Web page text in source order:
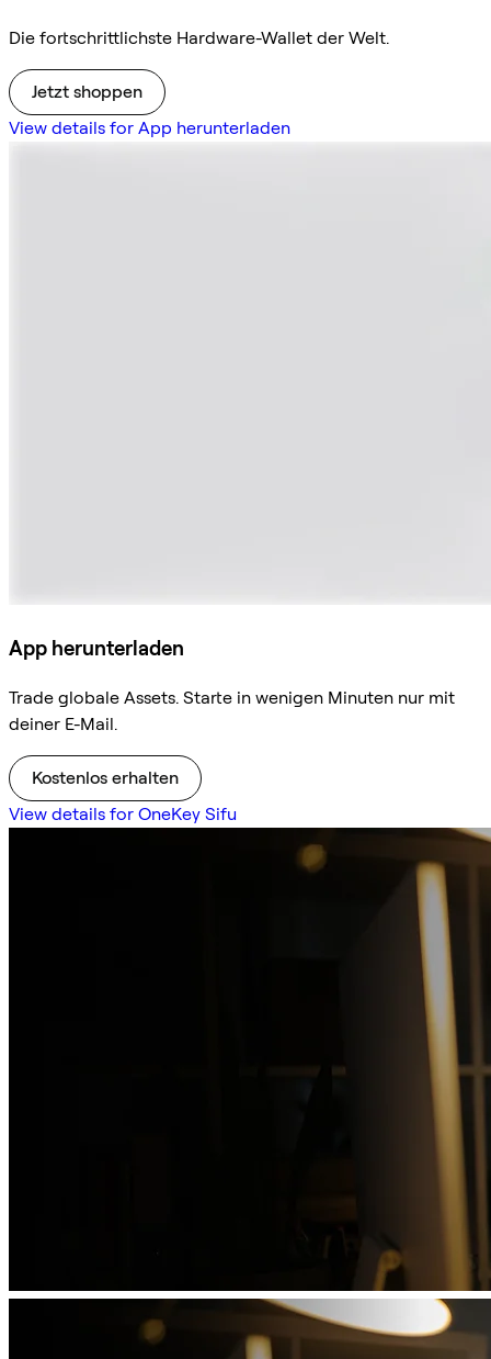
Die fortschrittlichste Hardware-Wallet der Welt.
Jetzt shoppen
View details for App herunterladen
App herunterladen
Trade globale Assets. Starte in wenigen Minuten nur mit
deiner E-Mail.
Kostenlos erhalten
View details for OneKey Sifu